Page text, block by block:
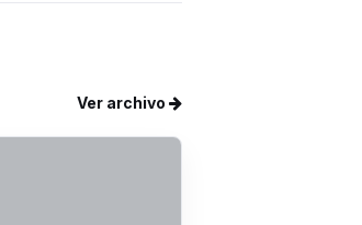
Ver archivo